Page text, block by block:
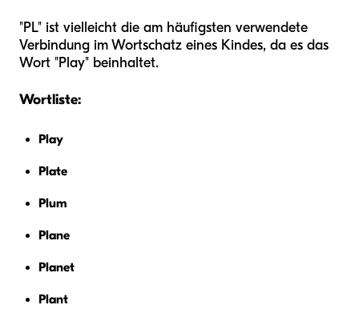
"PL" ist vielleicht die am häufigsten verwendete
Verbindung im Wortschatz eines Kindes, da es das
Wort "Play" beinhaltet.
Wortliste:
Play
Plate
Plum
Plane
Planet
Plant